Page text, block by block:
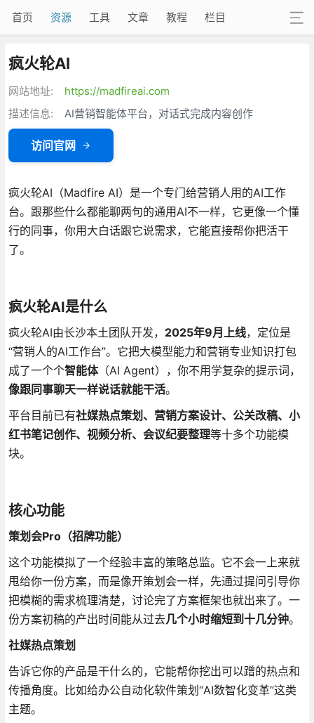
首页 资源 工具 文章 教程 栏目
疯火轮AI
网站地址:
https://madfireai.com
描述信息:
AI营销智能体平台，对话式完成内容创作
访问官网
疯火轮AI（Madfire AI）是一个专门给营销人用的AI工作
台。跟那些什么都能聊两句的通用AI不一样，它更像一个懂
行的同事，你用大白话跟它说需求，它能直接帮你把活干
了。
疯火轮AI是什么
疯火轮AI由长沙本土团队开发， 2025年9月上线，定位是
“营销人的AI工作台”。它把大模型能力和营销专业知识打包
成了一个个智能体（AI Agent）
，你不用学复杂的提示词，
像跟同事聊天一样说话就能干活。
平台目前已有社媒热点策划、营销方案设计、公关改稿、小
红书笔记创作、视频分析、会议纪要整理等十多个功能模
块。
核心功能
策划会Pro（招牌功能）
这个功能模拟了一个经验丰富的策略总监。它不会一上来就
甩给你一份方案，而是像开策划会一样，先通过提问引导你
把模糊的需求梳理清楚，讨论完了方案框架也就出来了。一
份方案初稿的产出时间能从过去几个小时缩短到十几分钟。
社媒热点策划
告诉它你的产品是干什么的，它能帮你挖出可以蹭的热点和
传播角度。比如给办公自动化软件策划“AI数智化变革”这类
主题。